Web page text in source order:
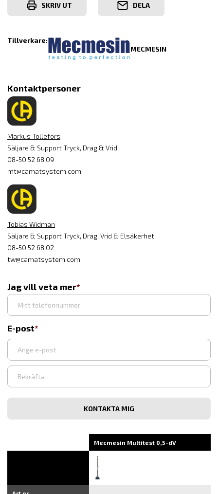
SKRIV UT DELA
Tillverkare:
MECMESIN
Kontaktpersoner
Markus Tollefors
Säljare & Support Tryck, Drag & Vrid
08-50 52 68 09
mt@camatsystem.com
Tobias Widman
Säljare & Support Tryck, Drag, Vrid & Elsäkerhet
08-50 52 68 02
tw@camatsystem.com
Jag vill veta mer
E-post
Ange
e-
Bekräfta
post
Mecmesin Multitest 0,5-dV